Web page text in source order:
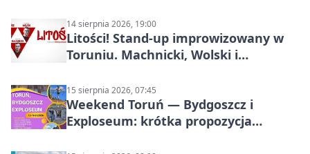
14 sierpnia 2026, 19:00
Litości! Stand-up improwizowany w
Toruniu. Machnicki, Wolski i
15 sierpnia 2026, 07:45
Weekend Toruń — Bydgoszcz i
Exploseum: krótka propozycja